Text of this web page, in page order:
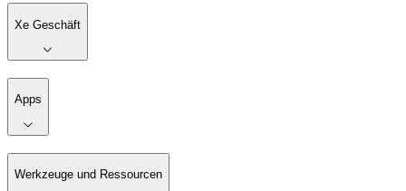
Xe Geschäft
Apps
Werkzeuge und Ressourcen